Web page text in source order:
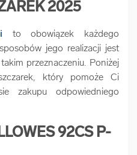
arrow_forward
2025
to obowiązek każdego
jego realizacji jest
przeznaczeniu. Poniżej
który pomoże Ci
zakupu odpowiedniego
92CS P-